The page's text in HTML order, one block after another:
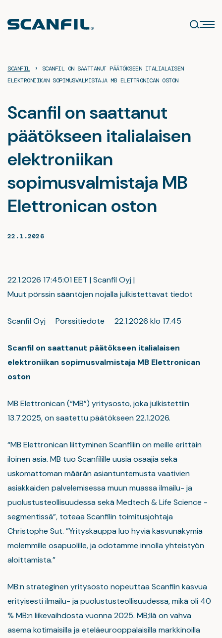
sisältöön
SCANFIL ›
SCANFIL ON SAATTANUT PÄÄTÖKSEEN ITALIALAISEN
ELEKTRONIIKAN SOPIMUSVALMISTAJA MB ELETTRONICAN OSTON
Scanfil on saattanut
päätökseen italialaisen
elektroniikan
sopimusvalmistaja MB
Elettronican oston
22.1.2026
22.1.2026 17:45:01 EET | Scanfil Oyj |
Muut pörssin sääntöjen nojalla julkistettavat tiedot
Scanfil Oyj Pörssitiedote 22.1.2026 klo 17.45
Scanfil on saattanut päätökseen italialaisen
elektroniikan sopimusvalmistaja MB Elettronican
oston
MB Elettronican (“MB”) yritysosto, joka julkistettiin
13.7.2025, on saatettu päätökseen 22.1.2026.
“MB Elettronican liittyminen Scanfiliin on meille erittäin
iloinen asia. MB tuo Scanfilille uusia osaajia sekä
uskomattoman määrän asiantuntemusta vaativien
asiakkaiden palvelemisessa muun muassa ilmailu- ja
puolustusteollisuudessa sekä Medtech & Life Science -
segmentissä”, toteaa Scanfilin toimitusjohtaja
Christophe Sut. ”Yrityskauppa luo hyviä kasvunäkymiä
molemmille osapuolille, ja odotamme innolla yhteistyön
aloittamista.”
MB:n strateginen yritysosto nopeuttaa Scanfiin kasvua
erityisesti ilmailu- ja puolustusteollisuudessa, mikä oli 40
% MB:n liikevaihdosta vuonna 2025. MB;llä on vahva
asema kotimaisilla ja eteläeurooppalaisilla markkinoilla